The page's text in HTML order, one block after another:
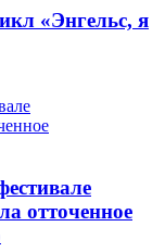
«Энгельс, я
отточенное